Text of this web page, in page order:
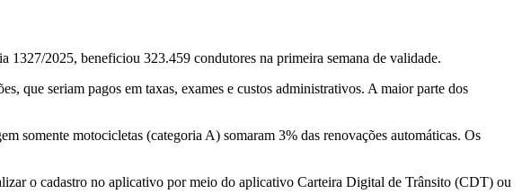
2025, beneficiou 323.459 condutores na primeira semana de validade.
que seriam pagos em taxas, exames e custos administrativos. A maior parte dos
somente motocicletas (categoria A) somaram 3% das renovações automáticas. Os
o cadastro no aplicativo por meio do aplicativo Carteira Digital de Trânsito (CDT) ou